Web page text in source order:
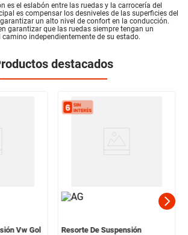
es el eslabón entre las ruedas y la carrocería del
es compensar los desniveles de las superficies del
un alto nivel de confort en la conducción.
garantizar que las ruedas siempre tengan un
independientemente de su estado.
destacados
Vw Gol
Resorte De Suspensión